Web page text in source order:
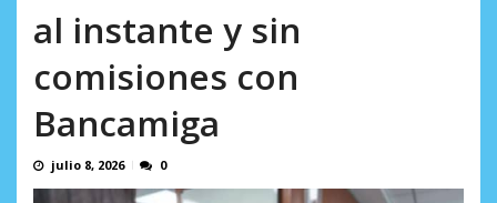
al instante y sin
comisiones con
Bancamiga
julio 8, 2026 0